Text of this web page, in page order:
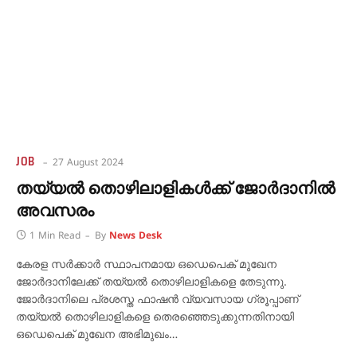
JOB 27 August 2024
തയ്യൽ തൊഴിലാളികൾക്ക് ജോർദാനിൽ
അവസരം
1 Min Read By News Desk
കേരള സർക്കാർ സ്ഥാപനമായ ഒഡെപെക് മുഖേന
ജോർദാനിലേക്ക് തയ്യൽ തൊഴിലാളികളെ തേടുന്നു.
ജോർദാനിലെ പ്രശസ്ത ഫാഷൻ വ്യവസായ ഗ്രൂപ്പാണ്
തയ്യൽ തൊഴിലാളികളെ തെരഞ്ഞെടുക്കുന്നതിനായി
ഒഡെപെക് മുഖേന അഭിമുഖം…